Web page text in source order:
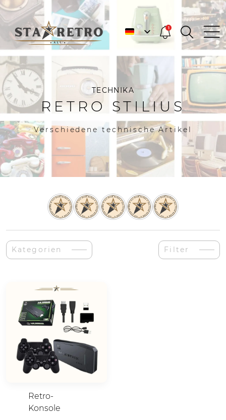
1
TECHNIKA
RETRO STILIUS
Verschiedene technische Artikel
Kategorien Filter
Retro-
Konsole